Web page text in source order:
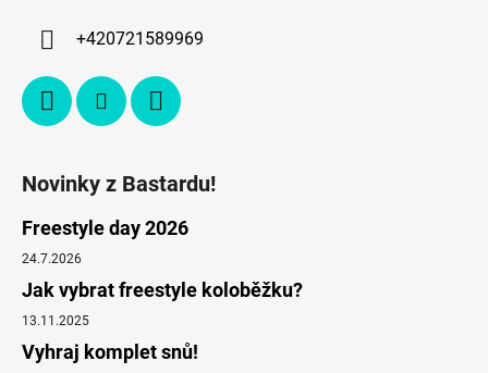
+420721589969
Novinky z Bastardu!
Freestyle day 2026
24.7.2026
Jak vybrat freestyle koloběžku?
13.11.2025
Vyhraj komplet snů!